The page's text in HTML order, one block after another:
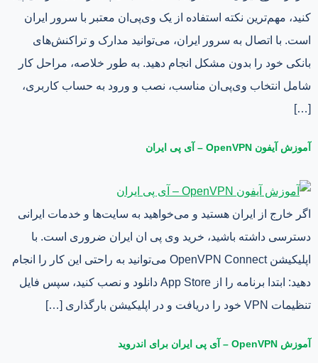
کنید، مهم‌ترین نکته استفاده از یک وی‌پی‌ان معتبر با سرور ایران
است. با اتصال به سرور ایران، می‌توانید مدارک و تراکنش‌های
بانکی خود را بدون مشکل انجام دهید. به طور خلاصه، مراحل کار
شامل انتخاب وی‌پی‌ان مناسب، نصب و ورود به حساب کاربری،
[…]
آموزش آیفون OpenVPN – آی پی ایران
اگر خارج از ایران هستید و می‌خواهید به سایت‌ها و خدمات ایرانی
دسترسی داشته باشید، خرید وی پی ان ایران ضروری است. با
اپلیکیشن OpenVPN Connect می‌توانید به راحتی این کار را انجام
دهید: ابتدا برنامه را از App Store دانلود و نصب کنید، سپس فایل
تنظیمات VPN خود را دریافت و در اپلیکیشن بارگذاری […]
آموزش OpenVPN – آی پی ایران برای اندروید